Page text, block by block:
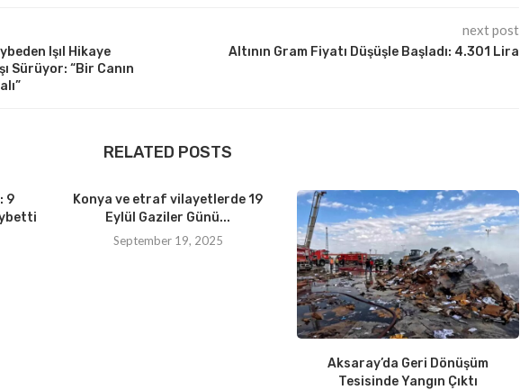
Işıl Hikaye
Sürüyor: “Bir Canın
next post
Altının Gram Fiyatı Düşüşle Başladı: 4.301 Lira
RELATED POSTS
9
Konya ve etraf vilayetlerde 19
Eylül Gaziler Günü...
September 19, 2025
Aksaray’da Geri Dönüşüm
Tesisinde Yangın Çıktı